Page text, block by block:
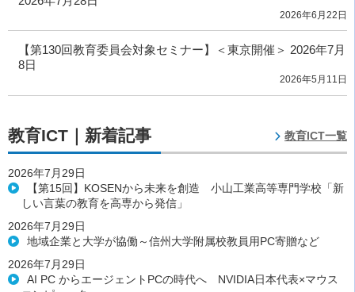
2026年6月22日
【第130回教育委員会対象セミナー】＜東京開催＞ 2026年7月
8日
2026年5月11日
教育ICT｜新着記事 教育ICT一覧
2026年7月29日
【第15回】KOSENから未来を創造 小山工業高等専門学校「新
しい言葉の教育を高専から発信」
2026年7月29日
地域企業と大学が協働～信州大学附属校教員用PC寄贈など
2026年7月29日
AI PC からエージェントPCの時代へ NVIDIA日本代表×マウス